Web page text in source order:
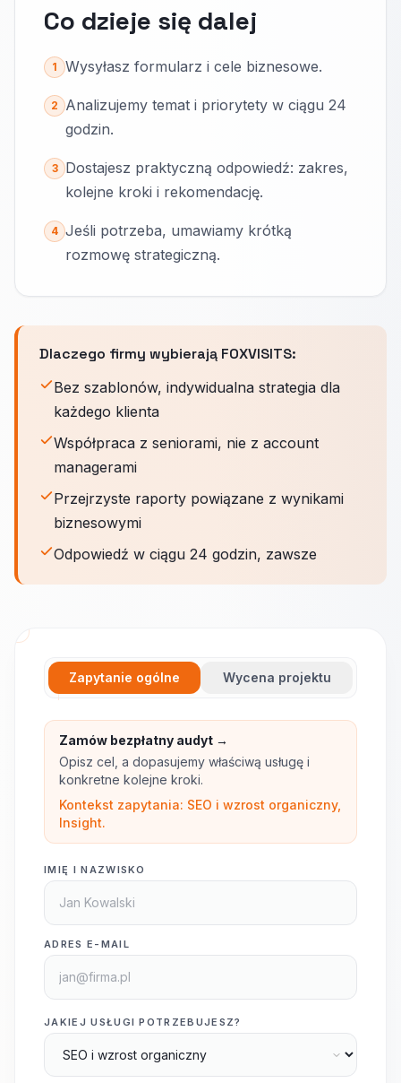
Co dzieje się dalej
1 Wysyłasz formularz i cele biznesowe.
2
Analizujemy temat i priorytety w ciągu 24
godzin.
3
Dostajesz praktyczną odpowiedź: zakres,
kolejne kroki i rekomendację.
4 Jeśli potrzeba, umawiamy krótką
rozmowę strategiczną.
Dlaczego firmy wybierają FOXVISITS:
Bez szablonów, indywidualna strategia dla
każdego klienta
Współpraca z seniorami, nie z account
managerami
Przejrzyste raporty powiązane z wynikami
biznesowymi
Odpowiedź w ciągu 24 godzin, zawsze
Zapytanie ogólne Wycena projektu
Zamów bezpłatny audyt →
Opisz cel, a dopasujemy właściwą usługę i
konkretne kolejne kroki.
Kontekst zapytania: SEO i wzrost organiczny,
Insight.
IMIĘ I NAZWISKO
ADRES E-MAIL
JAKIEJ USŁUGI POTRZEBUJESZ?